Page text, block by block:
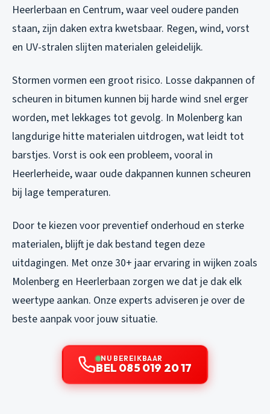
Heerlerbaan en Centrum, waar veel oudere panden
staan, zijn daken extra kwetsbaar. Regen, wind, vorst
en UV-stralen slijten materialen geleidelijk.
Stormen vormen een groot risico. Losse dakpannen of
scheuren in bitumen kunnen bij harde wind snel erger
worden, met lekkages tot gevolg. In Molenberg kan
langdurige hitte materialen uitdrogen, wat leidt tot
barstjes. Vorst is ook een probleem, vooral in
Heerlerheide, waar oude dakpannen kunnen scheuren
bij lage temperaturen.
Door te kiezen voor preventief onderhoud en sterke
materialen, blijft je dak bestand tegen deze
uitdagingen. Met onze 30+ jaar ervaring in wijken zoals
Molenberg en Heerlerbaan zorgen we dat je dak elk
weertype aankan. Onze experts adviseren je over de
beste aanpak voor jouw situatie.
NU BEREIKBAAR
BEL 085 019 20 17